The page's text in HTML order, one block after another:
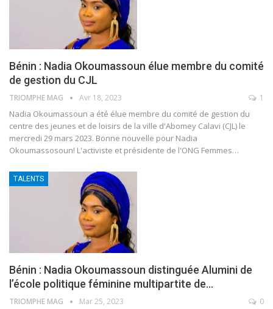
Bénin : Nadia Okoumassoun élue membre du comité
de gestion du CJL
TRIOMPHE MAG Avr 18, 2023 1
Nadia Okoumassoun a été élue membre du comité de gestion du
centre des jeunes et de loisirs de la ville d'Abomey Calavi (CJL) le
mercredi 29 mars 2023. Bonne nouvelle pour Nadia
Okoumassosoun! L'activiste et présidente de l'ONG Femmes…
TALENTS
Bénin : Nadia Okoumassoun distinguée Alumini de
l’école politique féminine multipartite de…
TRIOMPHE MAG Mar 25, 2023 0